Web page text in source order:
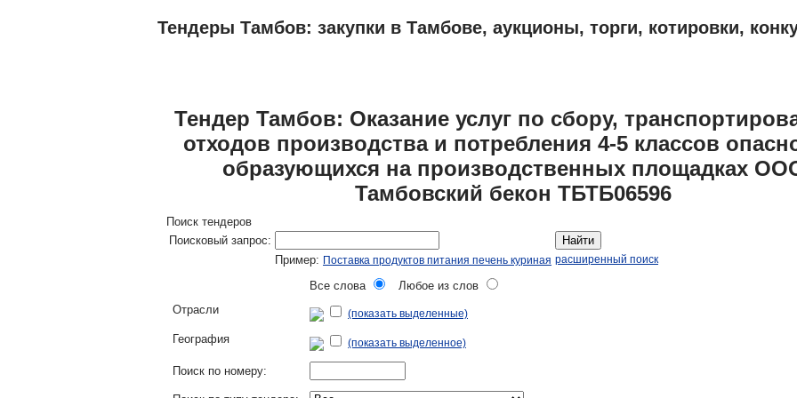
Тендеры Тамбов: закупки в Тамбове, аукционы, торги, котировки,
Тендер Тамбов: Оказание услуг по сбору,
отходов производства и потребления 4-5 классов
образующихся на производственных площадках
Тамбовский бекон ТБТБ06596
Поиск тендеров
Поисковый запрос:
Найти
Пример: Поставка продуктов питания печень куриная расширенный поиск
Все слова
Любое из слов
Отрасли
(показать выделенные)
География (показать выделенное)
Поиск по номеру: